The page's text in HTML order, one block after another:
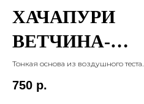
ХАЧАПУРИ
ВЕТЧИНА-
ГРИБЫ
Тонкая основа из воздушного теста,
ломтиками ветчины и
750 р.